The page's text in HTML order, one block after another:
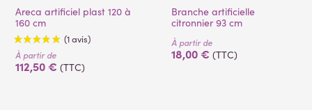
Areca artificiel plast 120 à
160 cm
À partir de
112,50 € (TTC)
Branche artificielle
citronnier 93 cm
À partir de
18,00 € (TTC)